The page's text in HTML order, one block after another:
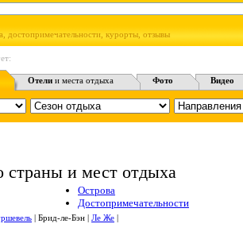
достопримечательности, курорты, отзывы
Отели и места отдыха Фото Видео
и мест отдыха
Острова
Достопримечательности
| Брид-ле-Бэн | Ле Же |